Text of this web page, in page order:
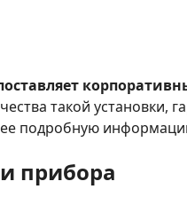
такой установки,
подробную
прибора